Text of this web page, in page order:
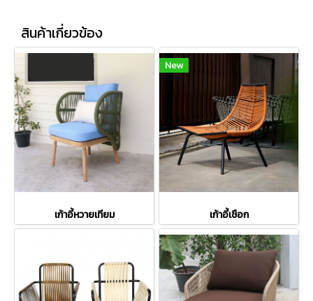
สินค้าเกี่ยวข้อง
เก้าอี้หวายเทียม
New
เก้าอี้เชือก